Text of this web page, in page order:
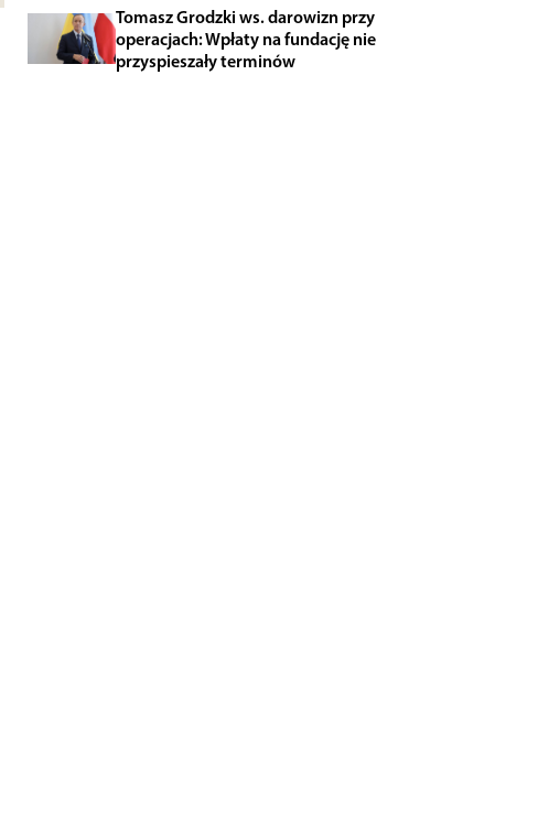
Tomasz Grodzki ws. darowizn przy
operacjach: Wpłaty na fundację nie
przyspieszały terminów